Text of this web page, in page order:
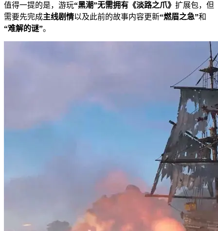
值得一提的是，游玩“黑潮”无需拥有《淡路之爪》 扩展包，但
需要先完成主线剧情以及此前的故事内容更新“燃眉之急”和
“难解的谜”。